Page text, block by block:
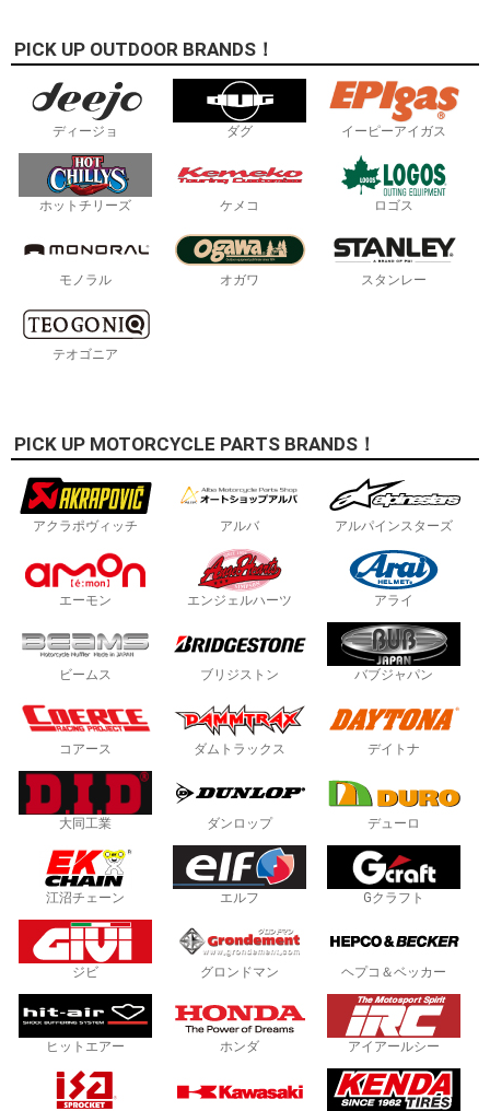
PICK UP OUTDOOR BRANDS！
ディージョ ダグ イーピーアイガス
ホットチリーズ ケメコ ロゴス
モノラル オガワ スタンレー
テオゴニア
PICK UP MOTORCYCLE PARTS BRANDS！
アクラポヴィッチ アルバ アルパインスターズ
エーモン エンジェルハーツ アライ
ビームス ブリジストン バブジャパン
コアース ダムトラックス デイトナ
大同工業 ダンロップ デューロ
江沼チェーン エルフ Gクラフト
ジビ グロンドマン ヘプコ＆ベッカー
ヒットエアー ホンダ アイアールシー